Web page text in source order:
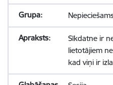
Sīkdatne ir
lietotājiem
kad viņi ir